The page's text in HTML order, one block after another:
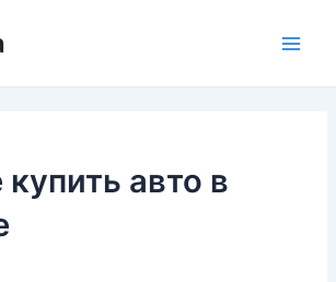
купить авто в